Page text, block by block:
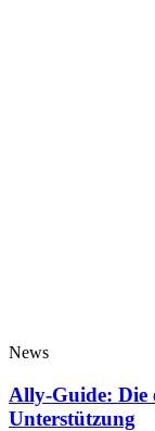
News
Ally-Guide: Die
Unterstützung